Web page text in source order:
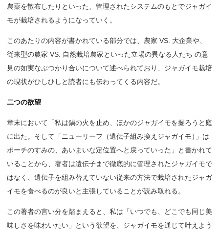
農薬を散布したりといった、管理されたシステムのもとでジャガイ
モが栽培されるようになっていく。
このあたりの内容が書かれている部分では、農家 VS. 大企業や、
従来型の農家 VS. 自然栽培農家といった立場の異なる人たち の意
見の如実なぶつかり合いについて述べられており、ジャガイモ栽培
の現状がひしひしと読者にも伝わってくる内容だ。
二つの欲望
章末において「私は鍋の火を止め、ほかのジャガイモを掘ろうと庭
に出た。そして「ニューリーフ（遺伝子組み換えジャガイモ） 」は
ポーチのすみの、あいまいな定位置へと戻っていった」と書かれて
いることから、著者は遺伝子まで徹底的に管理されたジャガイモで
はなく、遺伝子を組み替えていない従来の方法で栽培されたジャガ
イモを食べるのが良いと主張していることが読み取れる。
この著者の言い分を踏まえると、私は「いつでも、どこでも同じ美
味しさを味わいたい」という欲望を、ジャガイモを通じて叶えよう